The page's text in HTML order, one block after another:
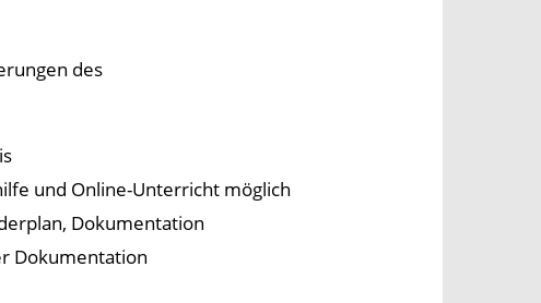
des
und Online-Unterricht möglich
Dokumentation
Dokumentation